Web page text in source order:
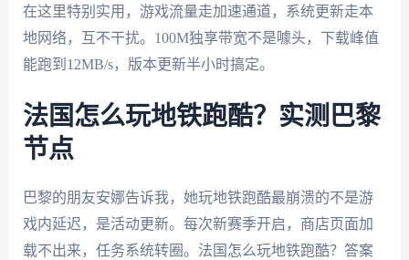
在这里特别实用，游戏流量走加速通道，系统更新走本
地网络，互不干扰。100M独享带宽不是噱头，下载峰值
能跑到12MB/s，版本更新半小时搞定。
法国怎么玩地铁跑酷？实测巴黎
节点
巴黎的朋友安娜告诉我，她玩地铁跑酷最崩溃的不是游
戏内延迟，是活动更新。每次新赛季开启，商店页面加
载不出来，任务系统转圈。法国怎么玩地铁跑酷？答案